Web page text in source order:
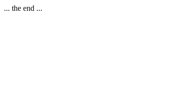
... the end ...